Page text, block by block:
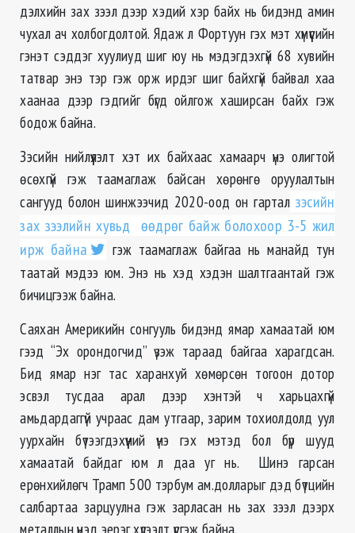
дэлхийн зах зээл дээр хэдий хэр байх нь бидэнд амин
чухал ач холбогдолтой. Ядаж л Фортуун гэх мэт хүмүүсийн
гэнэт сэддэг хуулиуд шиг юу нь мэдэгдэхгүй 68 хувийн
татвар энэ тэр гэж орж ирдэг шиг байхгүй байвал хаа
хаанаа дээр гэдгийг бүгд ойлгож хаширсан байх гэж
бодож байна.
Зэсийн нийлүүлэлт хэт их байхаас хамаарч үнэ олигтой
өсөхгүй гэж таамаглаж байсан хөрөнгө оруулалтын
сангууд болон шинжээчид 2020-оод он гартал зэсийн
зах зээлийн хувьд өөдрөг байж болохоор 3-5 жил
ирж байна
гэж таамаглаж байгаа нь манайд тун
таатай мэдээ юм. Энэ нь хэд хэдэн шалтгаантай гэж
бичицгээж байна.
Саяхан Америкийн сонгууль бидэнд ямар хамаатай юм
гээд “Эх орондогчид” үзэж тараад байгаа харагдсан.
Бид ямар нэг тас харанхуй хөмөрсөн тогоон дотор
эсвэл тусдаа арал дээр хэнтэй ч харьцахгүй
амьдардаггүй учраас дам утгаар, зарим тохиолдолд уул
уурхайн бүтээгдэхүүний үнэ гэх мэтэд бол бүр шууд
хамаатай байдаг юм л даа уг нь. Шинэ гарсан
ерөнхийлөгч Трамп 500 тэрбум ам.долларыг дэд бүтцийн
салбартаа зарцуулна гэж зарласан нь зах зээл дээрх
металлын үнэд эерэг хүлээлт үүсгэж байна.